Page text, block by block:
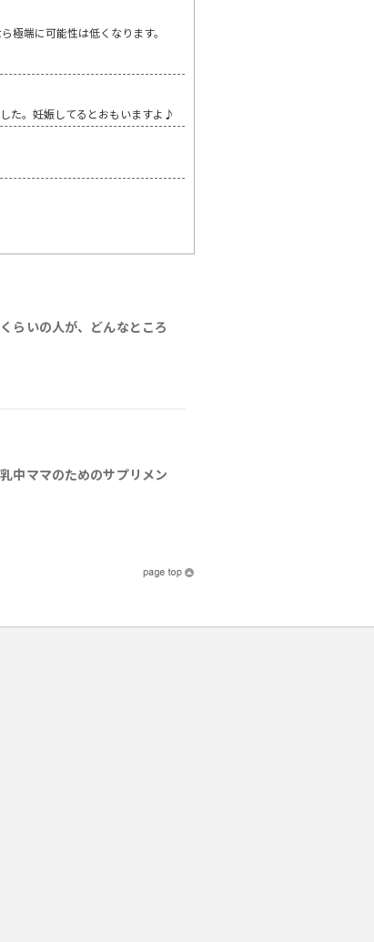
極端に可能性は低くなります。
た。妊娠してるとおもいますよ♪
らいの人が、どんなところ
中ママのためのサプリメン